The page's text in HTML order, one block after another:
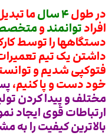
در طول۴ سال
ما
افرادتوانمندو
دستگاهها را توسط
داشتن یک تیم تعمیرات
فتوکپی شدیم و
خود دست و پا کنیم،
مختلف و پیدا کردن
ارتباطات قوی ایجاد
بالاترین کیفیت را به